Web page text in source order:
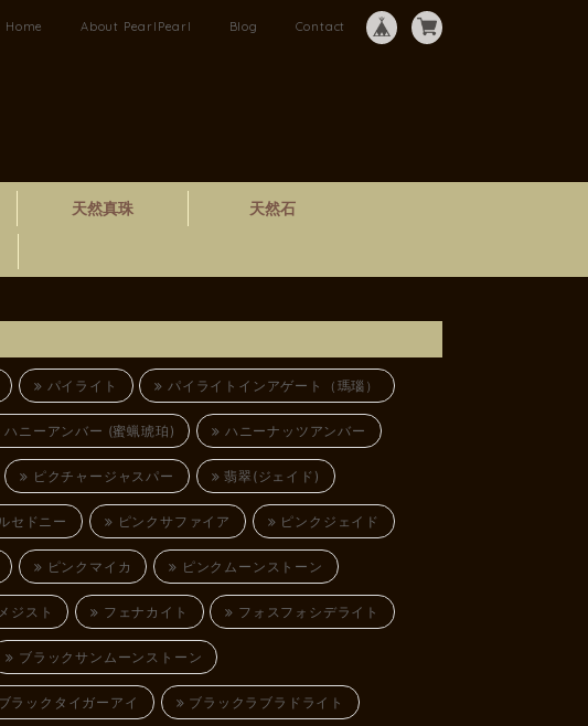
Home About PearlPearl Blog Contact
天然真珠 天然石
パイライト パイライトインアゲート（瑪瑙）
ハニーアンバー (蜜蝋琥珀) ハニーナッツアンバー
ピクチャージャスパー 翡翠(ジェイド)
セドニー ピンクサファイア ピンクジェイド
ピンクマイカ ピンクムーンストーン
ジスト フェナカイト フォスフォシデライト
ブラックサンムーンストーン
ブラックタイガーアイ ブラックラブラドライト